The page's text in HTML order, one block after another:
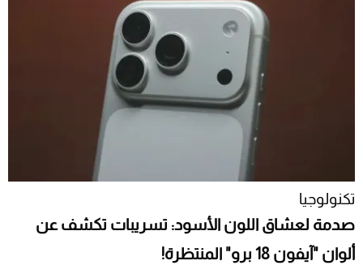
تكنولوجيا
صدمة لعشاق اللون الأسود: تسريبات تكشف عن
ألوان "آيفون 18 برو" المنتظرة!